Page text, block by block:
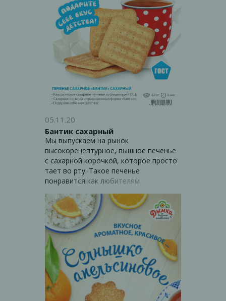
05.11.20
Бантик сахарный
Мы выпускаем на рынок
высокорецептурное, пышное печенье
с сахарной корочкой, которое просто
тает во рту. Такое печенье
понравится как любителям
обратят внимание на состав по ГОСТ,
так и ценителям чего-то новенького и
вкусного к чаю, потому что у печенья
необычная структура, нежная и
рассыпчатая.